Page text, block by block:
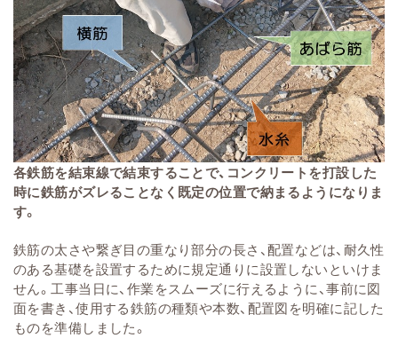
各鉄筋を結束線で結束することで、コンクリートを打設した
時に鉄筋がズレることなく既定の位置で納まるようになりま
す。
鉄筋の太さや繋ぎ目の重なり部分の長さ、配置などは、耐久性
のある基礎を設置するために規定通りに設置しないといけま
せん。工事当日に、作業をスムーズに行えるように、事前に図
面を書き、使用する鉄筋の種類や本数、配置図を明確に記した
ものを準備しました。